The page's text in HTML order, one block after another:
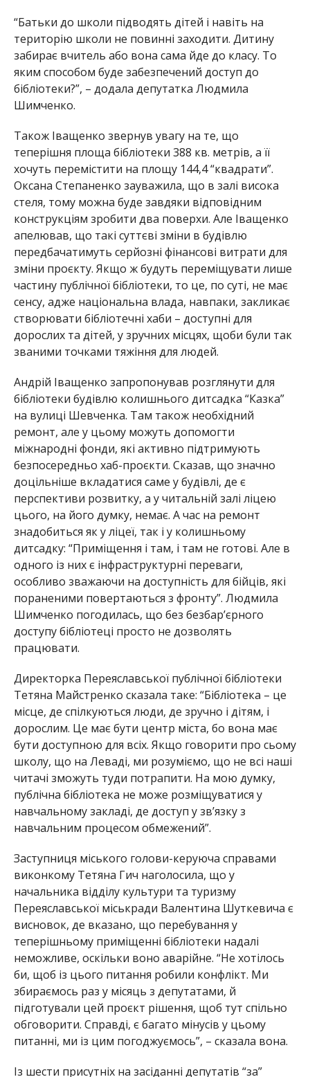
“Батьки до школи підводять дітей і навіть на
територію школи не повинні заходити. Дитину
забирає вчитель або вона сама йде до класу. То
яким способом буде забезпечений доступ до
бібліотеки?”, – додала депутатка Людмила
Шимченко.
Також Іващенко звернув увагу на те, що
теперішня площа бібліотеки 388 кв. метрів, а її
хочуть перемістити на площу 144,4 “квадрати”.
Оксана Степаненко зауважила, що в залі висока
стеля, тому можна буде завдяки відповідним
конструкціям зробити два поверхи. Але Іващенко
апелював, що такі суттєві зміни в будівлю
передбачатимуть серйозні фінансові витрати для
зміни проєкту. Якщо ж будуть переміщувати лише
частину публічної бібліотеки, то це, по суті, не має
сенсу, адже національна влада, навпаки, закликає
створювати бібліотечні хаби – доступні для
дорослих та дітей, у зручних місцях, щоби були так
званими точками тяжіння для людей.
Андрій Іващенко запропонував розглянути для
бібліотеки будівлю колишнього дитсадка “Казка”
на вулиці Шевченка. Там також необхідний
ремонт, але у цьому можуть допомогти
міжнародні фонди, які активно підтримують
безпосередньо хаб-проєкти. Сказав, що значно
доцільніше вкладатися саме у будівлі, де є
перспективи розвитку, а у читальній залі ліцею
цього, на його думку, немає. А час на ремонт
знадобиться як у ліцеї, так і у колишньому
дитсадку: “Приміщення і там, і там не готові. Але в
одного із них є інфраструктурні переваги,
особливо зважаючи на доступність для бійців, які
пораненими повертаються з фронту”. Людмила
Шимченко погодилась, що без безбар’єрного
доступу бібліотеці просто не дозволять
працювати.
Директорка Переяславської публічної бібліотеки
Тетяна Майстренко сказала таке: “Бібліотека – це
місце, де спілкуються люди, де зручно і дітям, і
дорослим. Це має бути центр міста, бо вона має
бути доступною для всіх. Якщо говорити про сьому
школу, що на Леваді, ми розуміємо, що не всі наші
читачі зможуть туди потрапити. На мою думку,
публічна бібліотека не може розміщуватися у
навчальному закладі, де доступ у зв’язку з
навчальним процесом обмежений”.
Заступниця міського голови-керуюча справами
виконкому Тетяна Гич наголосила, що у
начальника відділу культури та туризму
Переяславської міськради Валентина Шуткевича є
висновок, де вказано, що перебування у
теперішньому приміщенні бібліотеки надалі
неможливе, оскільки воно аварійне. “Не хотілось
би, щоб із цього питання робили конфлікт. Ми
збираємось раз у місяць з депутатами, й
підготували цей проєкт рішення, щоб тут спільно
обговорити. Справді, є багато мінусів у цьому
питанні, ми із цим погоджуємось”, – сказала вона.
Із шести присутніх на засіданні депутатів “за”